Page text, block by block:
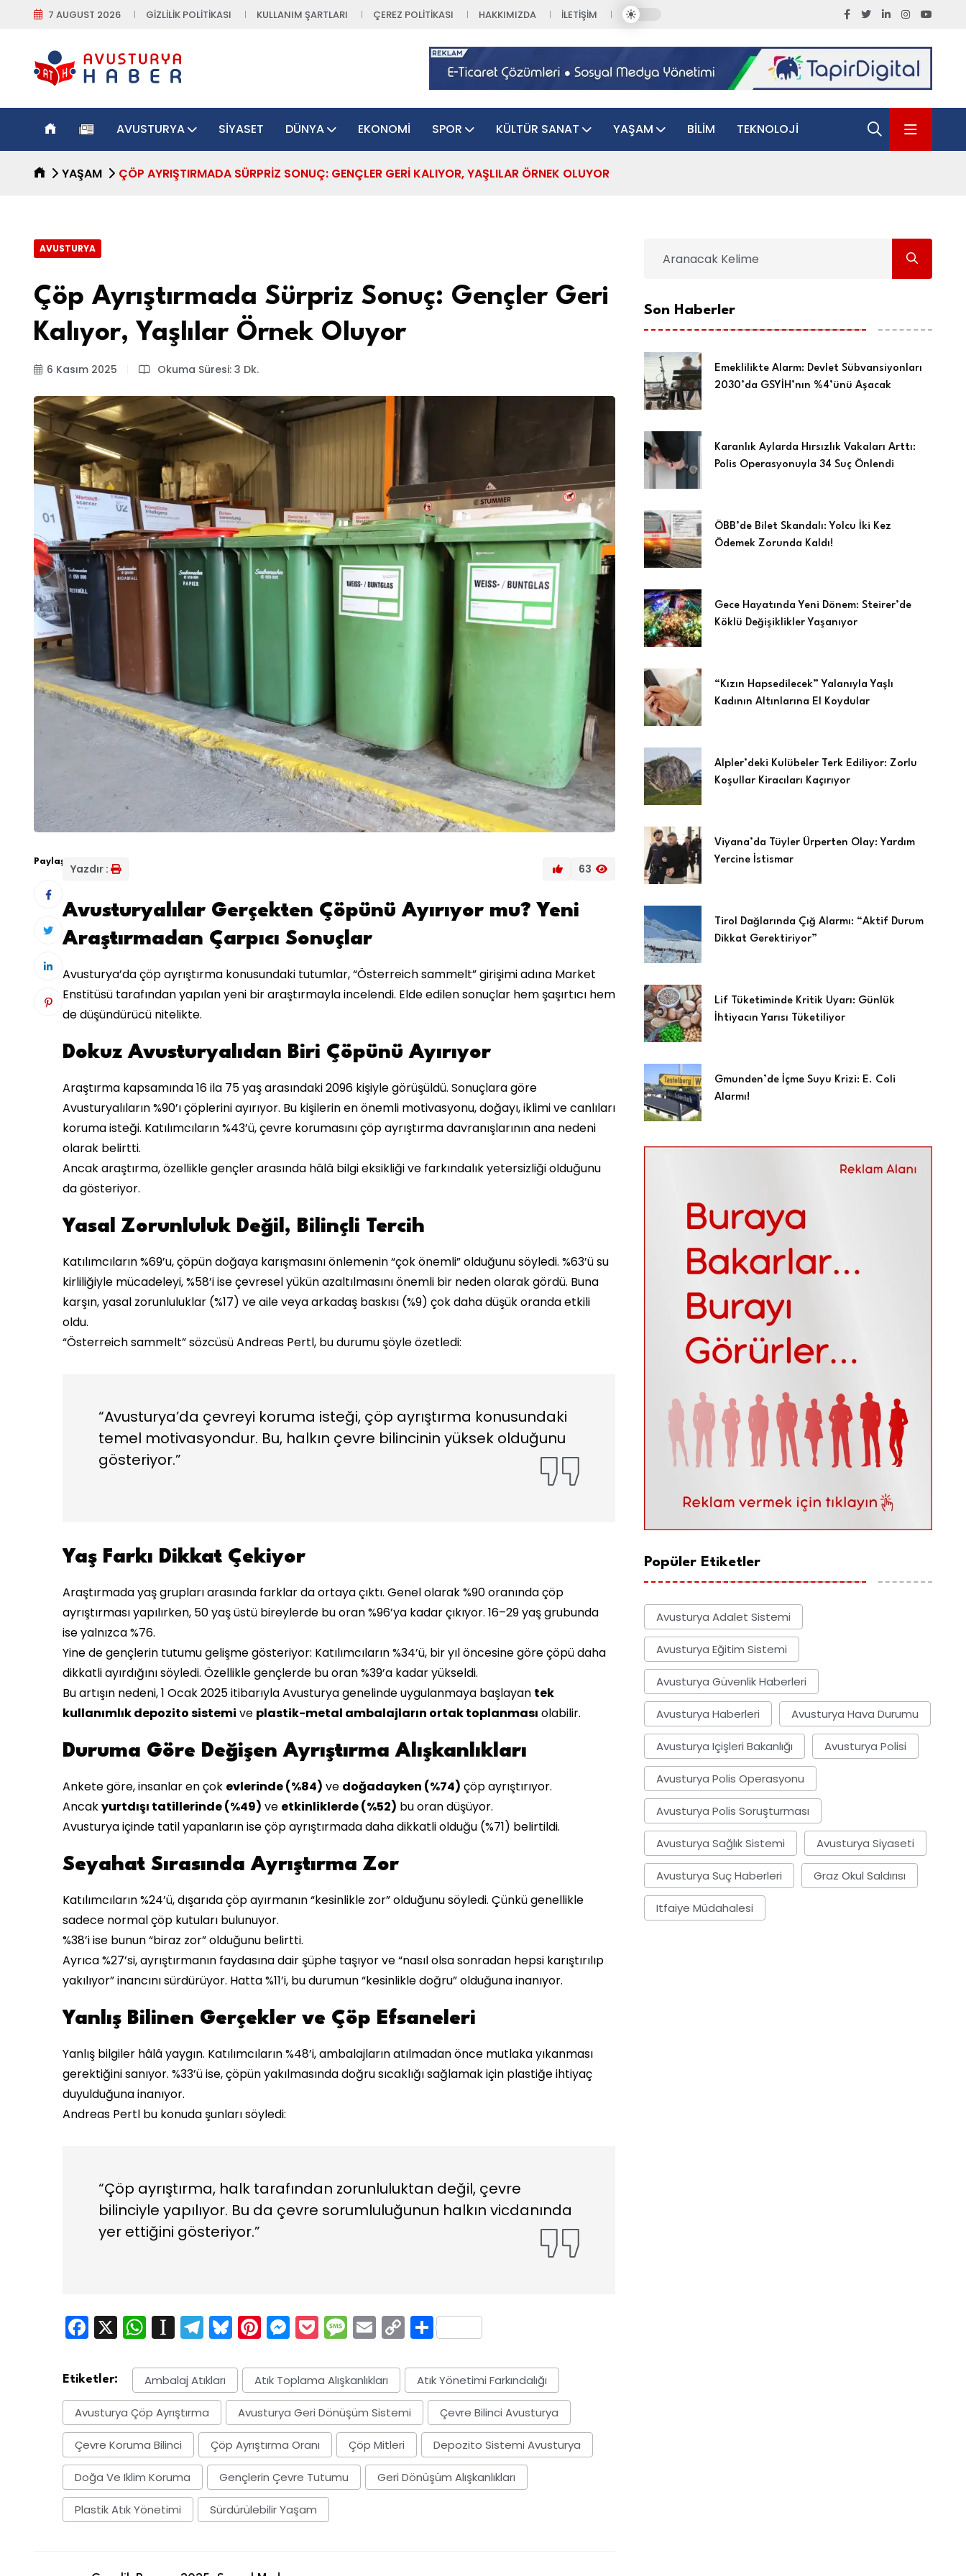
7 AUGUST 2026 GIZLILIK POLITIKASI KULLANIM ŞARTLARI ÇEREZ POLITIKASI HAKKIMIZDA İLETIŞIM
AVUSTURYA SIYASET DÜNYA EKONOMI SPOR KÜLTÜR SANAT YAŞAM BILIM TEKNOLOJI
YAŞAM ÇÖP AYRIŞTIRMADA SÜRPRIZ SONUÇ: GENÇLER GERI KALIYOR, YAŞLILAR ÖRNEK OLUYOR
AVUSTURYA
Çöp Ayrıştırmada Sürpriz Sonuç: Gençler Geri
Kalıyor, Yaşlılar Örnek Oluyor
6 Kasım 2025 Okuma Süresi: 3 Dk.
Paylaş:
Yazdır : 63
Avusturyalılar Gerçekten Çöpünü Ayırıyor mu? Yeni
Araştırmadan Çarpıcı Sonuçlar
Avusturya’da çöp ayrıştırma konusundaki tutumlar, “Österreich sammelt” girişimi adına Market
Enstitüsü tarafından yapılan yeni bir araştırmayla incelendi. Elde edilen sonuçlar hem şaşırtıcı hem
de düşündürücü nitelikte.
Dokuz Avusturyalıdan Biri Çöpünü Ayırıyor
Araştırma kapsamında 16 ila 75 yaş arasındaki 2096 kişiyle görüşüldü. Sonuçlara göre
Avusturyalıların %90’ı çöplerini ayırıyor. Bu kişilerin en önemli motivasyonu, doğayı, iklimi ve canlıları
koruma isteği. Katılımcıların %43’ü, çevre korumasını çöp ayrıştırma davranışlarının ana nedeni
olarak belirtti.
Ancak araştırma, özellikle gençler arasında hâlâ bilgi eksikliği ve farkındalık yetersizliği olduğunu
da gösteriyor.
Yasal Zorunluluk Değil, Bilinçli Tercih
Katılımcıların %69’u, çöpün doğaya karışmasını önlemenin “çok önemli” olduğunu söyledi. %63’ü su
kirliliğiyle mücadeleyi, %58’i ise çevresel yükün azaltılmasını önemli bir neden olarak gördü. Buna
karşın, yasal zorunluluklar (%17) ve aile veya arkadaş baskısı (%9) çok daha düşük oranda etkili
oldu.
“Österreich sammelt” sözcüsü Andreas Pertl, bu durumu şöyle özetledi:
“Avusturya’da çevreyi koruma isteği, çöp ayrıştırma konusundaki
temel motivasyondur. Bu, halkın çevre bilincinin yüksek olduğunu
gösteriyor.”
Yaş Farkı Dikkat Çekiyor
Araştırmada yaş grupları arasında farklar da ortaya çıktı. Genel olarak %90 oranında çöp
ayrıştırması yapılırken, 50 yaş üstü bireylerde bu oran %96’ya kadar çıkıyor. 16–29 yaş grubunda
ise yalnızca %76.
Yine de gençlerin tutumu gelişme gösteriyor: Katılımcıların %34’ü, bir yıl öncesine göre çöpü daha
dikkatli ayırdığını söyledi. Özellikle gençlerde bu oran %39’a kadar yükseldi.
Bu artışın nedeni, 1 Ocak 2025 itibarıyla Avusturya genelinde uygulanmaya başlayan tek
kullanımlık depozito sistemi ve plastik-metal ambalajların ortak toplanması olabilir.
Duruma Göre Değişen Ayrıştırma Alışkanlıkları
Ankete göre, insanlar en çok evlerinde (%84) ve doğadayken (%74) çöp ayrıştırıyor.
Ancakyurtdışı tatillerinde (%49) ve etkinliklerde (%52) bu oran düşüyor.
Avusturya içinde tatil yapanların ise çöp ayrıştırmada daha dikkatli olduğu (%71) belirtildi.
Seyahat Sırasında Ayrıştırma Zor
Katılımcıların %24’ü, dışarıda çöp ayırmanın “kesinlikle zor” olduğunu söyledi. Çünkü genellikle
sadece normal çöp kutuları bulunuyor.
%38’i ise bunun “biraz zor” olduğunu belirtti.
Ayrıca %27’si, ayrıştırmanın faydasına dair şüphe taşıyor ve “nasıl olsa sonradan hepsi karıştırılıp
yakılıyor” inancını sürdürüyor. Hatta %11’i, bu durumun “kesinlikle doğru” olduğuna inanıyor.
Yanlış Bilinen Gerçekler ve Çöp Efsaneleri
Yanlış bilgiler hâlâ yaygın. Katılımcıların %48’i, ambalajların atılmadan önce mutlaka yıkanması
gerektiğini sanıyor. %33’ü ise, çöpün yakılmasında doğru sıcaklığı sağlamak için plastiğe ihtiyaç
duyulduğuna inanıyor.
Andreas Pertl bu konuda şunları söyledi:
“Çöp ayrıştırma, halk tarafından zorunluluktan değil, çevre
bilinciyle yapılıyor. Bu da çevre sorumluluğunun halkın vicdanında
yer ettiğini gösteriyor.”
Facebook
X WhatsApp
Instapaper
Telegram
Bluesky
Pinterest
Messenger
Pocket
Message
EmailCopy
Share
Etiketler: Ambalaj Atıkları Atık Toplama Alışkanlıkları Atık Yönetimi Farkındalığı
Avusturya Çöp Ayrıştırma Avusturya Geri Dönüşüm Sistemi Çevre Bilinci Avusturya
Çevre Koruma Bilinci Çöp Ayrıştırma Oranı Çöp Mitleri Depozito Sistemi Avusturya
Doğa Ve Iklim Koruma Gençlerin Çevre Tutumu Geri Dönüşüm Alışkanlıkları
Plastik Atık Yönetimi Sürdürülebilir Yaşam
Son Haberler
Emeklilikte Alarm: Devlet Sübvansiyonları
2030’da GSYİH’nın %4’ünü Aşacak
Karanlık Aylarda Hırsızlık Vakaları Arttı:
Polis Operasyonuyla 34 Suç Önlendi
ÖBB’de Bilet Skandalı: Yolcu İki Kez
Ödemek Zorunda Kaldı!
Gece Hayatında Yeni Dönem: Steirer’de
Köklü Değişiklikler Yaşanıyor
“Kızın Hapsedilecek” Yalanıyla Yaşlı
Kadının Altınlarına El Koydular
Alpler’deki Kulübeler Terk Ediliyor: Zorlu
Koşullar Kiracıları Kaçırıyor
Viyana’da Tüyler Ürperten Olay: Yardım
Yercine İstismar
Tirol Dağlarında Çığ Alarmı: “Aktif Durum
Dikkat Gerektiriyor”
Lif Tüketiminde Kritik Uyarı: Günlük
İhtiyacın Yarısı Tüketiliyor
Gmunden’de İçme Suyu Krizi: E. Coli
Alarmı!
Popüler Etiketler
Avusturya Adalet Sistemi
Avusturya Eğitim Sistemi
Avusturya Güvenlik Haberleri
Avusturya Haberleri Avusturya Hava Durumu
Avusturya Içişleri Bakanlığı Avusturya Polisi
Avusturya Polis Operasyonu
Avusturya Polis Soruşturması
Avusturya Sağlık Sistemi Avusturya Siyaseti
Avusturya Suç Haberleri Graz Okul Saldırısı
Itfaiye Müdahalesi